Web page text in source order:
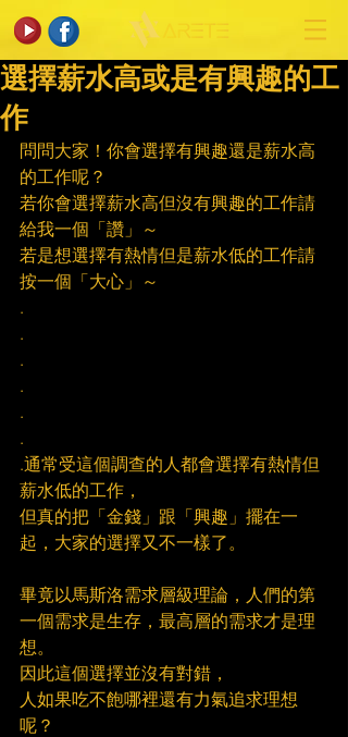
選擇薪水高或是有興趣的工
作
問問大家！你會選擇有興趣還是薪水高
的工作呢？
若你會選擇薪水高但沒有興趣的工作請
給我一個「讚」～
若是想選擇有熱情但是薪水低的工作請
按一個「大心」～
.
.
.
.
.
.
.通常受這個調查的人都會選擇有熱情但
薪水低的工作，
但真的把「金錢」跟「興趣」擺在一
起，大家的選擇又不一樣了。
畢竟以馬斯洛需求層級理論，人們的第
一個需求是生存，最高層的需求才是理
想。
因此這個選擇並沒有對錯，
人如果吃不飽哪裡還有力氣追求理想
呢？